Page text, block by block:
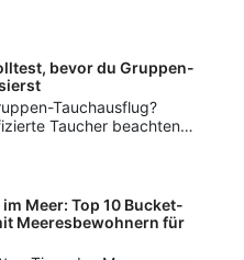
die Rettung unserer
bevor du Gruppen-
Tauchausflug?
Taucher beachten
und
Meer: Top 10 Bucket-
Meeresbewohnern für